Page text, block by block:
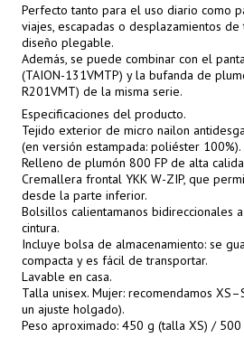
Perfecto tanto para el uso diario como
viajes, escapadas o desplazamientos de
diseño plegable.
Además, se puede combinar con el
(TAION-131VMTP) y la bufanda de
R201VMT) de la misma serie.
Especificaciones del producto.
Tejido exterior de micro nailon
(en versión estampada: poliéster 100%).
Relleno de plumón 800 FP de alta
Cremallera frontal YKK W-ZIP, que
desde la parte inferior.
Bolsillos calientamanos bidireccionales
cintura.
Incluye bolsa de almacenamiento: se
compacta y es fácil de transportar.
Lavable en casa.
Talla unisex. Mujer: recomendamos
un ajuste holgado).
Peso aproximado: 450 g (talla XS) /